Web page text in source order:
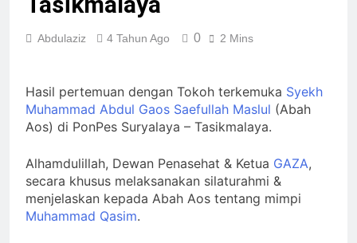
Uzlah : “ Panggilan
Sepuluh.”
Nusantara: Prabowo
Lengser, kang Diki
Candra Sang Satrio
Panggung Sejarah
2 Hari Ago
Pengumuman
Terbuka Tentang
Isyarat akan
Dibacakan Pesan
Baru di Tengah
Allah ﷻ Telah
Menyiapkan “Gua
Abdulaziz 4 Tahun Ago 0 2 Mins
Hasil pertemuan dengan Tokoh terkemuka Syekh
Muhammad Abdul Gaos Saefullah Maslul (Abah
Aos) di PonPes Suryalaya – Tasikmalaya.
Alhamdulillah, Dewan Penasehat & Ketua GAZA,
secara khusus melaksanakan silaturahmi &
menjelaskan kepada Abah Aos tentang mimpi
Muhammad Qasim.